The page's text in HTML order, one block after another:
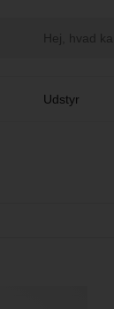
Udstyr